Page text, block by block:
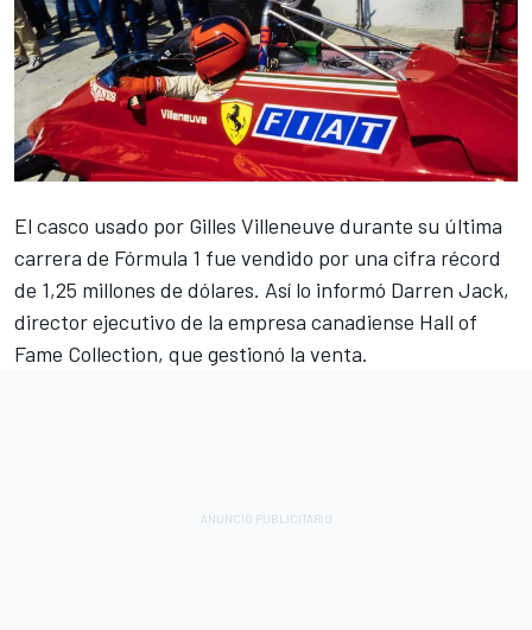
El casco usado por Gilles Villeneuve durante su última
carrera de Fórmula 1 fue vendido por una cifra récord
de 1,25 millones de dólares. Así lo informó Darren Jack,
director ejecutivo de la empresa canadiense Hall of
Fame Collection, que gestionó la venta.